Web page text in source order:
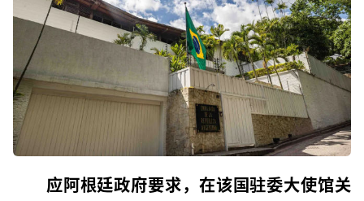
应阿根廷政府要求，在该国驻委大使馆关